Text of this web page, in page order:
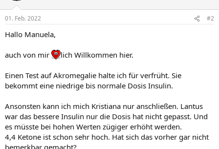
01. Feb. 2022 #2
Hallo Manuela,
auch von mir lich Willkommen hier.
Einen Test auf Akromegalie halte ich für verfrüht. Sie
bekommt eine niedrige bis normale Dosis Insulin.
Ansonsten kann ich mich Kristiana nur anschließen. Lantus
war das bessere Insulin nur die Dosis hat nicht gepasst. Und
es müsste bei hohen Werten zügiger erhöht werden.
4,4 Ketone ist schon sehr hoch. Hat sich das vorher gar nicht
bemerkbar gemacht?